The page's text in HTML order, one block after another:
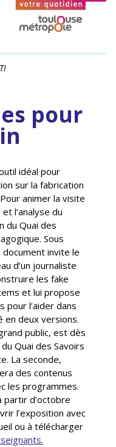
pour
idéal pour
sur la fabrication
animer la visite
l’analyse du
du Quai des
Sous
invite le
d’un journaliste
les fake
et lui propose
pour l’aider dans
en deux versions.
public, est dès
Quai des Savoirs
La seconde,
des contenus
les programmes.
partir d’octobre
l’exposition avec
ou à télécharger